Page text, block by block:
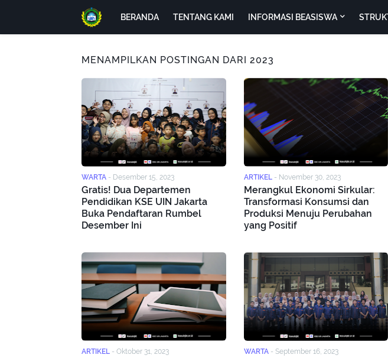
BERANDA TENTANG KAMI INFORMASI BEASISWA
MENAMPILKAN POSTINGAN DARI 2023
WARTA - Desember 15, 2023
Gratis! Dua Departemen
Pendidikan KSE UIN Jakarta
Buka Pendaftaran Rumbel
Desember Ini
ARTIKEL - November 30, 2023
Merangkul Ekonomi Sirkular:
Transformasi Konsumsi dan
Produksi Menuju Perubahan
yang Positif
ARTIKEL - Oktober 31, 2023 WARTA - September 16, 2023